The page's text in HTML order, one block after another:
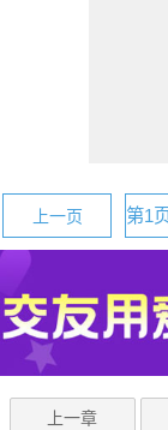
上一页
上一章